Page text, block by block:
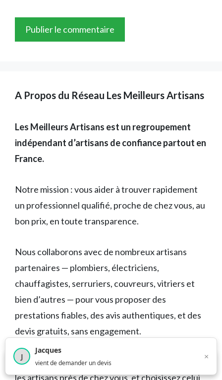
A Propos du Réseau Les Meilleurs Artisans
Les Meilleurs Artisans est un regroupement
indépendant d’artisans de confiance partout en
France.
Notre mission : vous aider à trouver rapidement
un professionnel qualifié, proche de chez vous, au
bon prix, en toute transparence.
Nous collaborons avec de nombreux artisans
partenaires — plombiers, électriciens,
chauffagistes, serruriers, couvreurs, vitriers et
bien d’autres — pour vous proposer des
prestations fiables, des avis authentiques, et des
devis gratuits, sans engagement.
Parcourez les profils en toute liberté, comparez
les artisans près de chez vous, et choisissez celui
4 210utilisateurs ce mois-ci
J
Jacques
vient de demander un devis
×